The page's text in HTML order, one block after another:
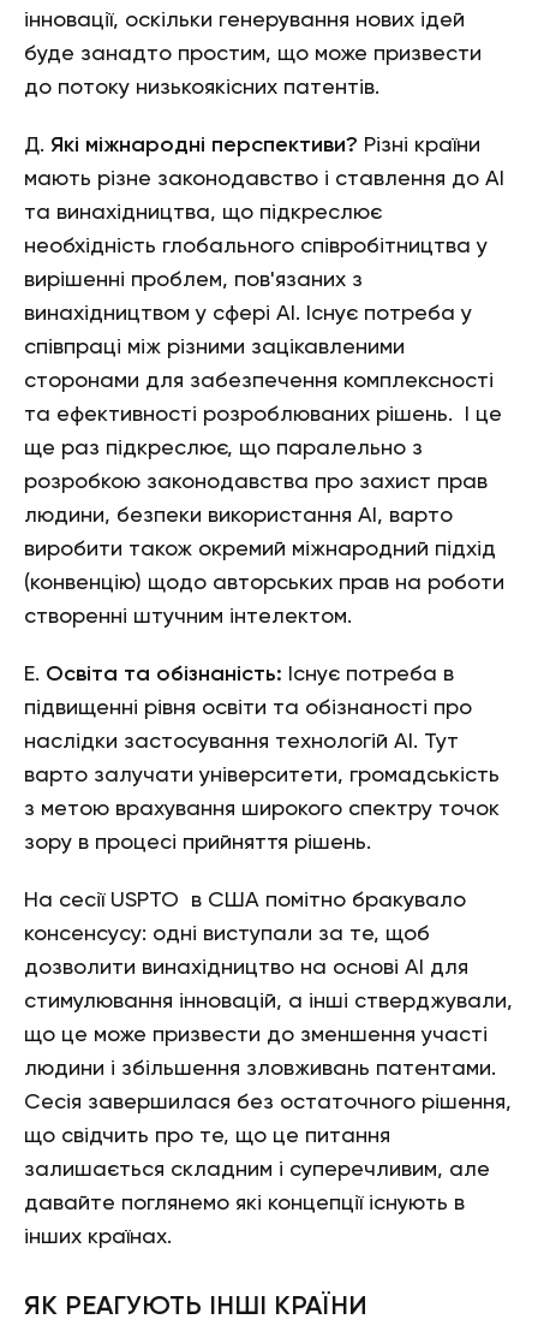
інновації, оскільки генерування нових ідей
буде занадто простим, що може призвести
до потоку низькоякісних патентів.
Д. Які міжнародні перспективи? Різні країни
мають різне законодавство і ставлення до АІ
та винахідництва, що підкреслює
необхідність глобального співробітництва у
вирішенні проблем, пов'язаних з
винахідництвом у сфері АІ. Існує потреба у
співпраці між різними зацікавленими
сторонами для забезпечення комплексності
та ефективності розроблюваних рішень. І це
ще раз підкреслює, що паралельно з
розробкою законодавства про захист прав
людини, безпеки використання АІ, варто
виробити також окремий міжнародний підхід
(конвенцію) щодо авторських прав на роботи
створенні штучним інтелектом.
Е. Освіта та обізнаність: Існує потреба в
підвищенні рівня освіти та обізнаності про
наслідки застосування технологій АІ. Тут
варто залучати університети, громадськість
з метою врахування широкого спектру точок
зору в процесі прийняття рішень.
На сесії USPTO в США помітно бракувало
консенсусу: одні виступали за те, щоб
дозволити винахідництво на основі АІ для
стимулювання інновацій, а інші стверджували,
що це може призвести до зменшення участі
людини і збільшення зловживань патентами.
Сесія завершилася без остаточного рішення,
що свідчить про те, що це питання
залишається складним і суперечливим, але
давайте поглянемо які концепції існують в
інших країнах.
ЯК РЕАГУЮТЬ ІНШІ КРАЇНИ